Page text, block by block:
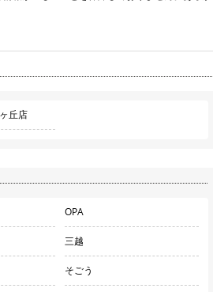
丘店
OPA
三越
そごう